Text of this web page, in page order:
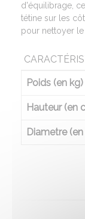
d'équilibrage,
tétine sur les
pour nettoyer le
Poids (en kg)
Hauteur (en
Diametre